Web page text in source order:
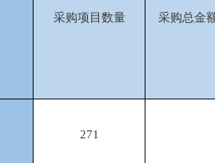
采购项目数量 采购总金
271